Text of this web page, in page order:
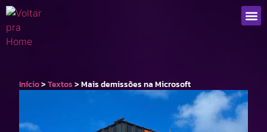
Início>Textos >Mais demissões na Microsoft